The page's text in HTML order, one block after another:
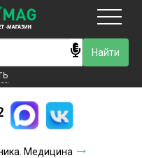
Медицина